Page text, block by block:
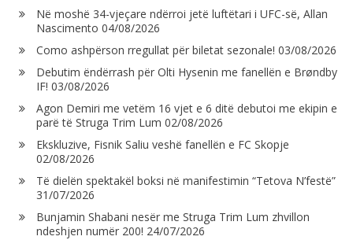
Në moshë 34-vjeçare ndërroi jetë luftëtari i UFC-së, Allan
Nascimento 04/08/2026
Como ashpërson rregullat për biletat sezonale! 03/08/2026
Debutim ëndërrash për Olti Hysenin me fanellën e Brøndby
IF! 03/08/2026
Agon Demiri me vetëm 16 vjet e 6 ditë debutoi me ekipin e
parë të Struga Trim Lum 02/08/2026
Ekskluzive, Fisnik Saliu veshë fanellën e FC Skopje
02/08/2026
Të dielën spektakël boksi në manifestimin “Tetova N’festë”
31/07/2026
Bunjamin Shabani nesër me Struga Trim Lum zhvillon
ndeshjen numër 200! 24/07/2026